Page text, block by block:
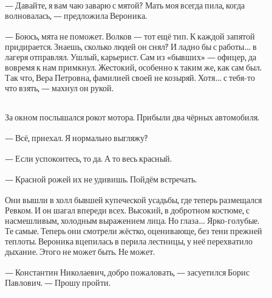
— Давайте, я вам чаю заварю с мятой? Мать моя всегда пила, когда
волновалась, — предложила Вероника.
— Боюсь, мята не поможет. Волков — тот ещё тип. К каждой запятой
придирается. Знаешь, сколько людей он снял? И ладно бы с работы… в
лагеря отправлял. Ушлый, карьерист. Сам из «бывших» — офицер, да
вовремя к нам примкнул. Жестокий, особенно к таким же, как сам был.
Так что, Вера Петровна, фамилией своей не козыряй. Хотя… с тебя-то
что взять, — махнул он рукой.
За окном послышался рокот мотора. Прибыли два чёрных автомобиля.
— Всё, приехал. Я нормально выгляжу?
— Если успокоитесь, то да. А то весь красный.
— Красной рожей их не удивишь. Пойдём встречать.
Они вышли в холл бывшей купеческой усадьбы, где теперь размещался
Ревком. И он шагал впереди всех. Высокий, в добротном костюме, с
насмешливым, холодным выражением лица. Но глаза… Ярко-голубые.
Те самые. Теперь они смотрели жёстко, оценивающе, без тени прежней
теплоты. Вероника вцепилась в перила лестницы, у неё перехватило
дыхание. Этого не может быть. Не может.
— Константин Николаевич, добро пожаловать, — засуетился Борис
Павлович. — Прошу пройти.